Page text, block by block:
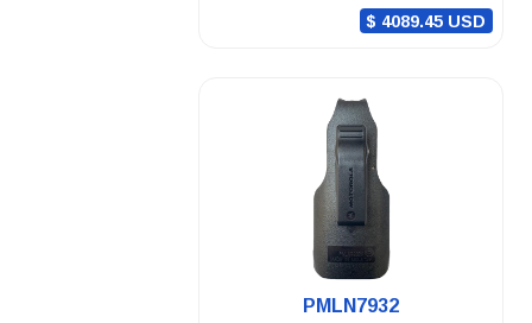
$ 4089.45 USD
PMLN7932